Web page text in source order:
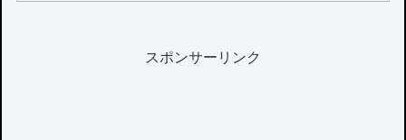
スポンサーリンク